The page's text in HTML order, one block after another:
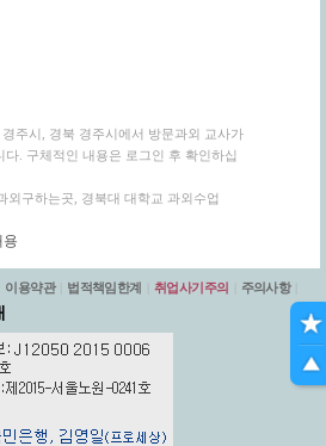
주시, 경북 경주시에서 방문과외 교사가
다. 구체적인 내용은 로그인 후 확인하십
외구하는곳, 경북대 대학교 과외수업
용
이용약관 법적책임한계 취업사기주의 주의사항